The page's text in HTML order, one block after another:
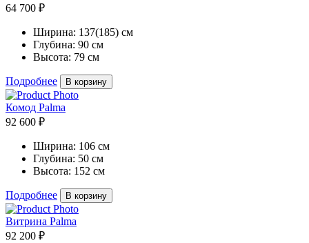
64 700 ₽
Ширина: 137(185) см
Глубина: 90 см
Высота: 79 см
Подробнее В корзину
Комод Palma
92 600 ₽
Ширина: 106 см
Глубина: 50 см
Высота: 152 см
Подробнее В корзину
Витрина Palma
92 200 ₽